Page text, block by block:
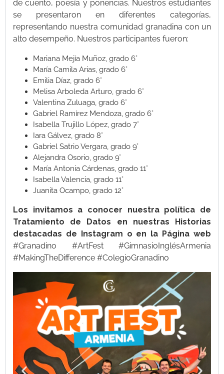
de cuento, poesía y ponencias. Nuestros estudiantes
se presentaron en diferentes categorías,
representando nuestra comunidad granadina con un
alto desempeño. Nuestros participantes fueron:
Mariana Mejía Muñoz, grado 6°
María Camila Arias, grado 6°
Emilia Díaz, grado 6°
Melisa Arboleda Arturo, grado 6°
Valentina Zuluaga, grado 6°
Gabriel Ramírez Mendoza, grado 6°
Isabella Trujillo López, grado 7°
Iara Gálvez, grado 8°
Gabriel Satrio Vergara, grado 9°
Alejandra Osorio, grado 9°
María Antonia Cárdenas, grado 11°
Isabella Valencia, grado 11°
Juanita Ocampo, grado 12°
Los invitamos a conocer nuestra política de
Tratamiento de Datos en nuestras Historias
destacadas de Instagram o en la Página web
#Granadino #ArtFest #GimnasioInglésArmenia
#MakingTheDifference #ColegioGranadino